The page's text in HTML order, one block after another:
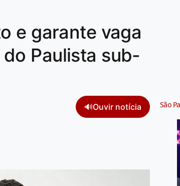
e garante vaga
Paulista sub-
🔊Ouvir notícia São